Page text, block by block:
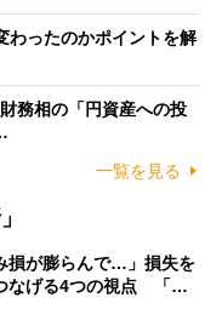
わったのかポイントを解
務相の「円資産への投
一覧を見る
損が膨らんで…」損失を
なげる4つの視点 「…